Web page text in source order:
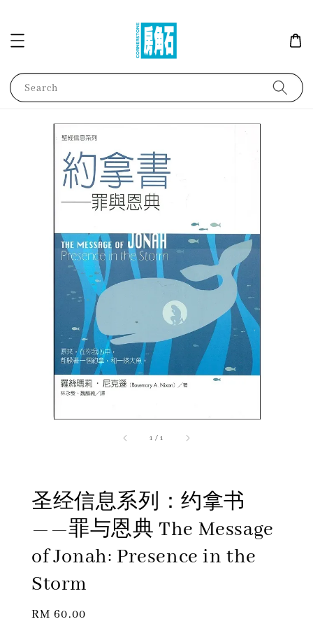
Search
1 /1
圣经信息系列：约拿书
——罪与恩典 The Message
of Jonah: Presence in the
Storm
Regular
RM 60.00